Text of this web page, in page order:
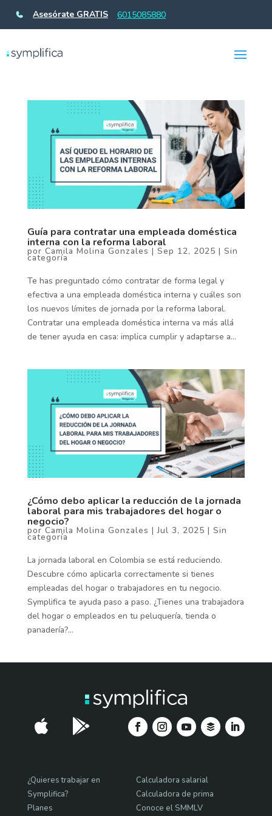
Guía para contratar una empleada doméstica
interna con la reforma laboral
por Camila Molina Gonzales | Sep 12, 2025 | Sin
categoría
Te has preguntado cómo contratar de forma legal y
efectiva a una empleada doméstica interna y cuáles son
los nuevos límites de jornada por la reforma laboral.
Contratar una empleada doméstica interna va más allá
de tener ayuda en casa: implica cumplir y adaptarse a...
¿Cómo debo aplicar la reducción de la jornada
laboral para mis trabajadores del hogar o
negocio?
por Camila Molina Gonzales |Jul 3, 2025 | Sin
categoría
La jornada laboral en Colombia se está reduciendo.
Descubre cómo aplicarla correctamente si tienes
empleadas del hogar o trabajadores en tu negocio.
Symplifica te ayuda paso a paso. ¿Tienes una trabajadora
del hogar o empleados en tu peluquería, tienda o
panadería?...
 
¿Quieres trabajar en
Symplifica?
Planes
Calculadora salarial
Calculadora de prima
Conoce el SMMLV
Asesórate GRATIS 6015085880